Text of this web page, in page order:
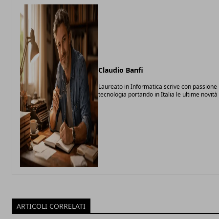
Claudio Banfi
Laureato in Informatica scrive con
tecnologia portando in Italia le ultime novità
ARTICOLI CORRELATI